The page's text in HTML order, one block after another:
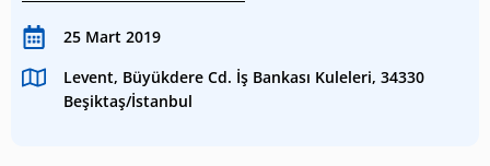
25 Mart 2019
Levent, Büyükdere Cd. İş Bankası Kuleleri, 34330
Beşiktaş/İstanbul